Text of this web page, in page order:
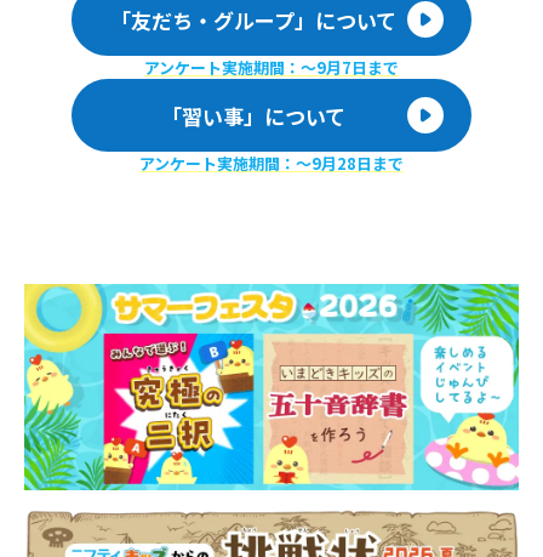
「友だち・グループ」について
アンケート実施期間：〜9月7日まで
「習い事」について
アンケート実施期間：〜9月28日まで